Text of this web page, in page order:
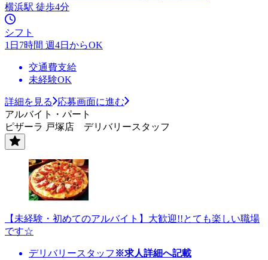
横浜駅 徒歩4分
シフト
1日7時間 週4日からOK
交通費支給
未経験OK
詳細を見る
応募画面に進む
アルバイト・パート
ピザーラ 戸塚店 デリバリースタッフ
【未経験・初めてのアルバイト】大歓迎!!とても楽しい職場
です☆
デリバリースタッフ ※求人詳細へ記載